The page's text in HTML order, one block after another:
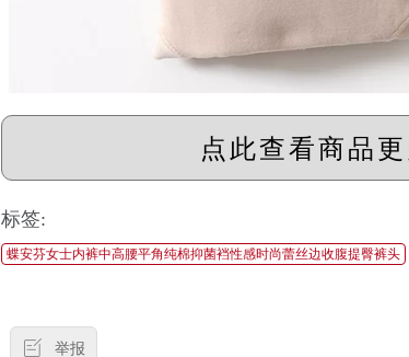
点此查看商品
标签:
蝶安芬女士内裤中高腰平角纯棉抑菌裆性感时尚蕾丝边收腹提臀裤头
举报